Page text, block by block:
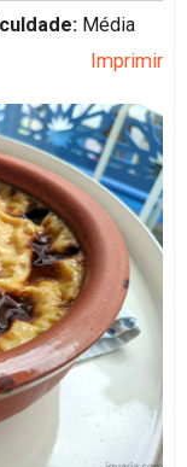
Média
Imprimir